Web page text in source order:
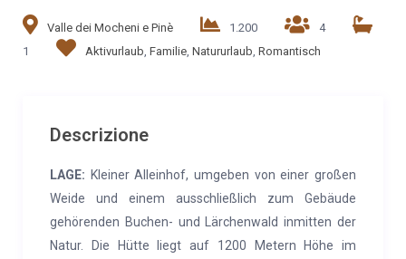
Valle dei Mocheni e Pinè 1.200
4
1
Aktivurlaub, Familie, Natururlaub, Romantisch
Descrizione
LAGE: Kleiner Alleinhof, umgeben von einer großen
Weide und einem ausschließlich zum Gebäude
gehörenden Buchen- und Lärchenwald inmitten der
Natur. Die Hütte liegt auf 1200 Metern Höhe im